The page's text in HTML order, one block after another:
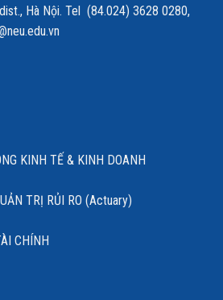
Hà Nội. Tel (84.024) 3628 0280,
KINH TẾ & KINH DOANH
TRỊ RỦI RO (Actuary)
CHÍNH